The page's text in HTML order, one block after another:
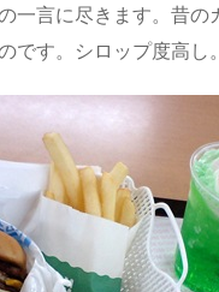
一言に尽きます。昔の
です。シロップ度高し。